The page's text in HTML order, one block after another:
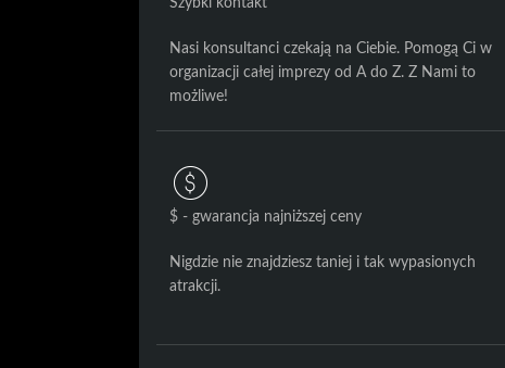
Szybki kontakt
Nasi konsultanci czekają na Ciebie. Pomogą Ci w
organizacji całej imprezy od A do Z. Z Nami to
możliwe!
$ - gwarancja najniższej ceny
Nigdzie nie znajdziesz taniej i tak wypasionych
atrakcji.